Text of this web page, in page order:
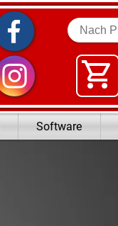
Software